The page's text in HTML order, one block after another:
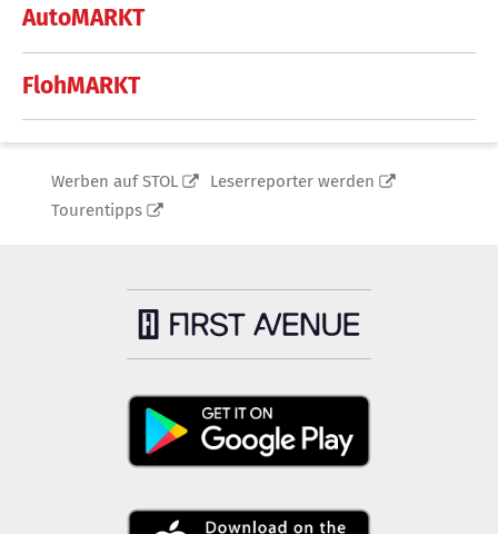
AutoMARKT
FlohMARKT
Werben auf STOL
Leserreporter werden
Tourentipps